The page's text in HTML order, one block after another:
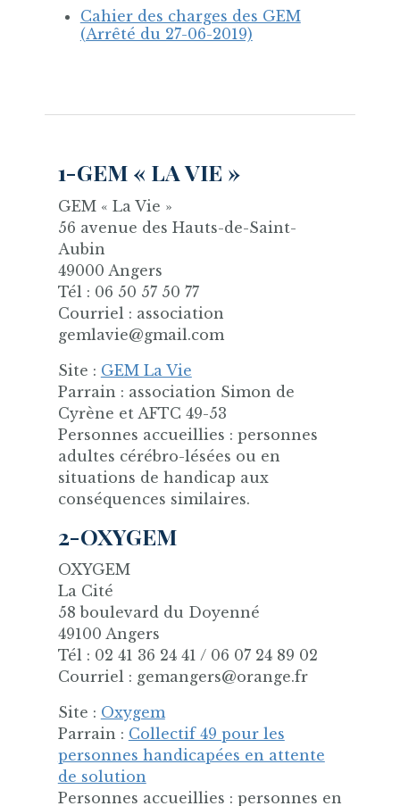
Cahier des charges des GEM
(Arrêté du 27-06-2019)
1-GEM « LA VIE »
GEM « La Vie »
56 avenue des Hauts-de-Saint-
Aubin
49000 Angers
Tél : 06 50 57 50 77
Courriel : association
gemlavie@gmail.com
Site : GEM La Vie
Parrain : association Simon de
Cyrène et AFTC 49-53
Personnes accueillies : personnes
adultes cérébro-lésées ou en
situations de handicap aux
conséquences similaires.
2-OXYGEM
OXYGEM
La Cité
58 boulevard du Doyenné
49100 Angers
Tél : 02 41 36 24 41 / 06 07 24 89 02
Courriel : gemangers@orange.fr
Site : Oxygem
Parrain : Collectif 49 pour les
personnes handicapées en attente
de solution
Personnes accueillies : personnes en